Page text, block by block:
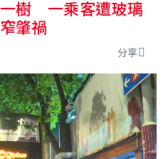
開始搜尋
樹 一乘客遭玻璃
肇禍
分享